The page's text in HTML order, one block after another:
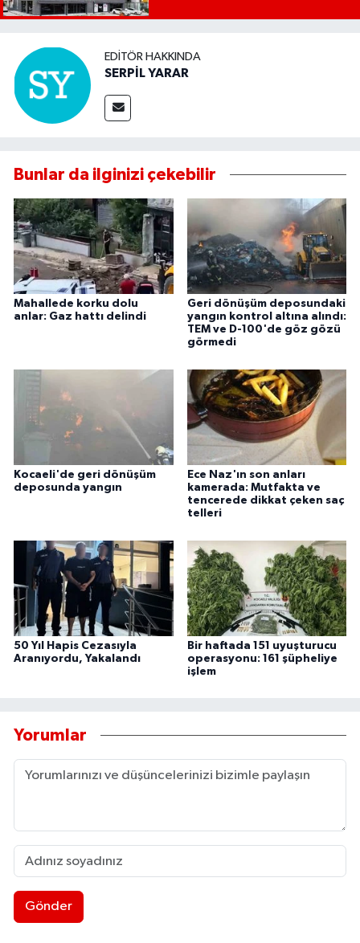
EDITÖR HAKKINDA
SERPİL YARAR
Bunlar da ilginizi çekebilir
Mahallede korku dolu
anlar: Gaz hattı delindi
Geri dönüşüm deposundaki
yangın kontrol altına alındı:
TEM ve D-100'de göz gözü
görmedi
Kocaeli'de geri dönüşüm
deposunda yangın
Ece Naz'ın son anları
kamerada: Mutfakta ve
tencerede dikkat çeken saç
telleri
50 Yıl Hapis Cezasıyla
Aranıyordu, Yakalandı
Bir haftada 151 uyuşturucu
operasyonu: 161 şüpheliye
işlem
Yorumlar
Gönder